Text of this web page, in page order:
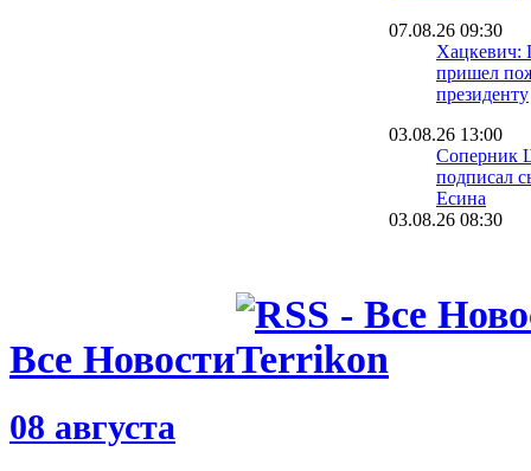
07.08.26 09:30
Хацкевич:
пришел
президенту
03.08.26 13:00
Соперник
подписал
Есина
03.08.26 08:30
16.07.26 18:11
Все Новости
08 августа